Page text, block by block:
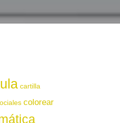
cartilla
colorear